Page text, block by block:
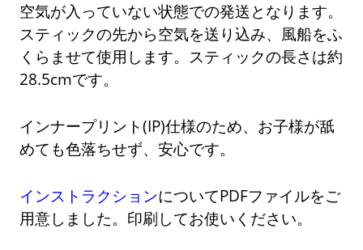
空気が入っていない状態での発送となります。
スティックの先から空気を送り込み、風船をふ
くらませて使用します。スティックの長さは約
28.5cmです。
インナープリント(IP)仕様のため、お子様が舐
めても色落ちせず、安心です。
インストラクションについてPDFファイルをご
用意しました。印刷してお使いください。